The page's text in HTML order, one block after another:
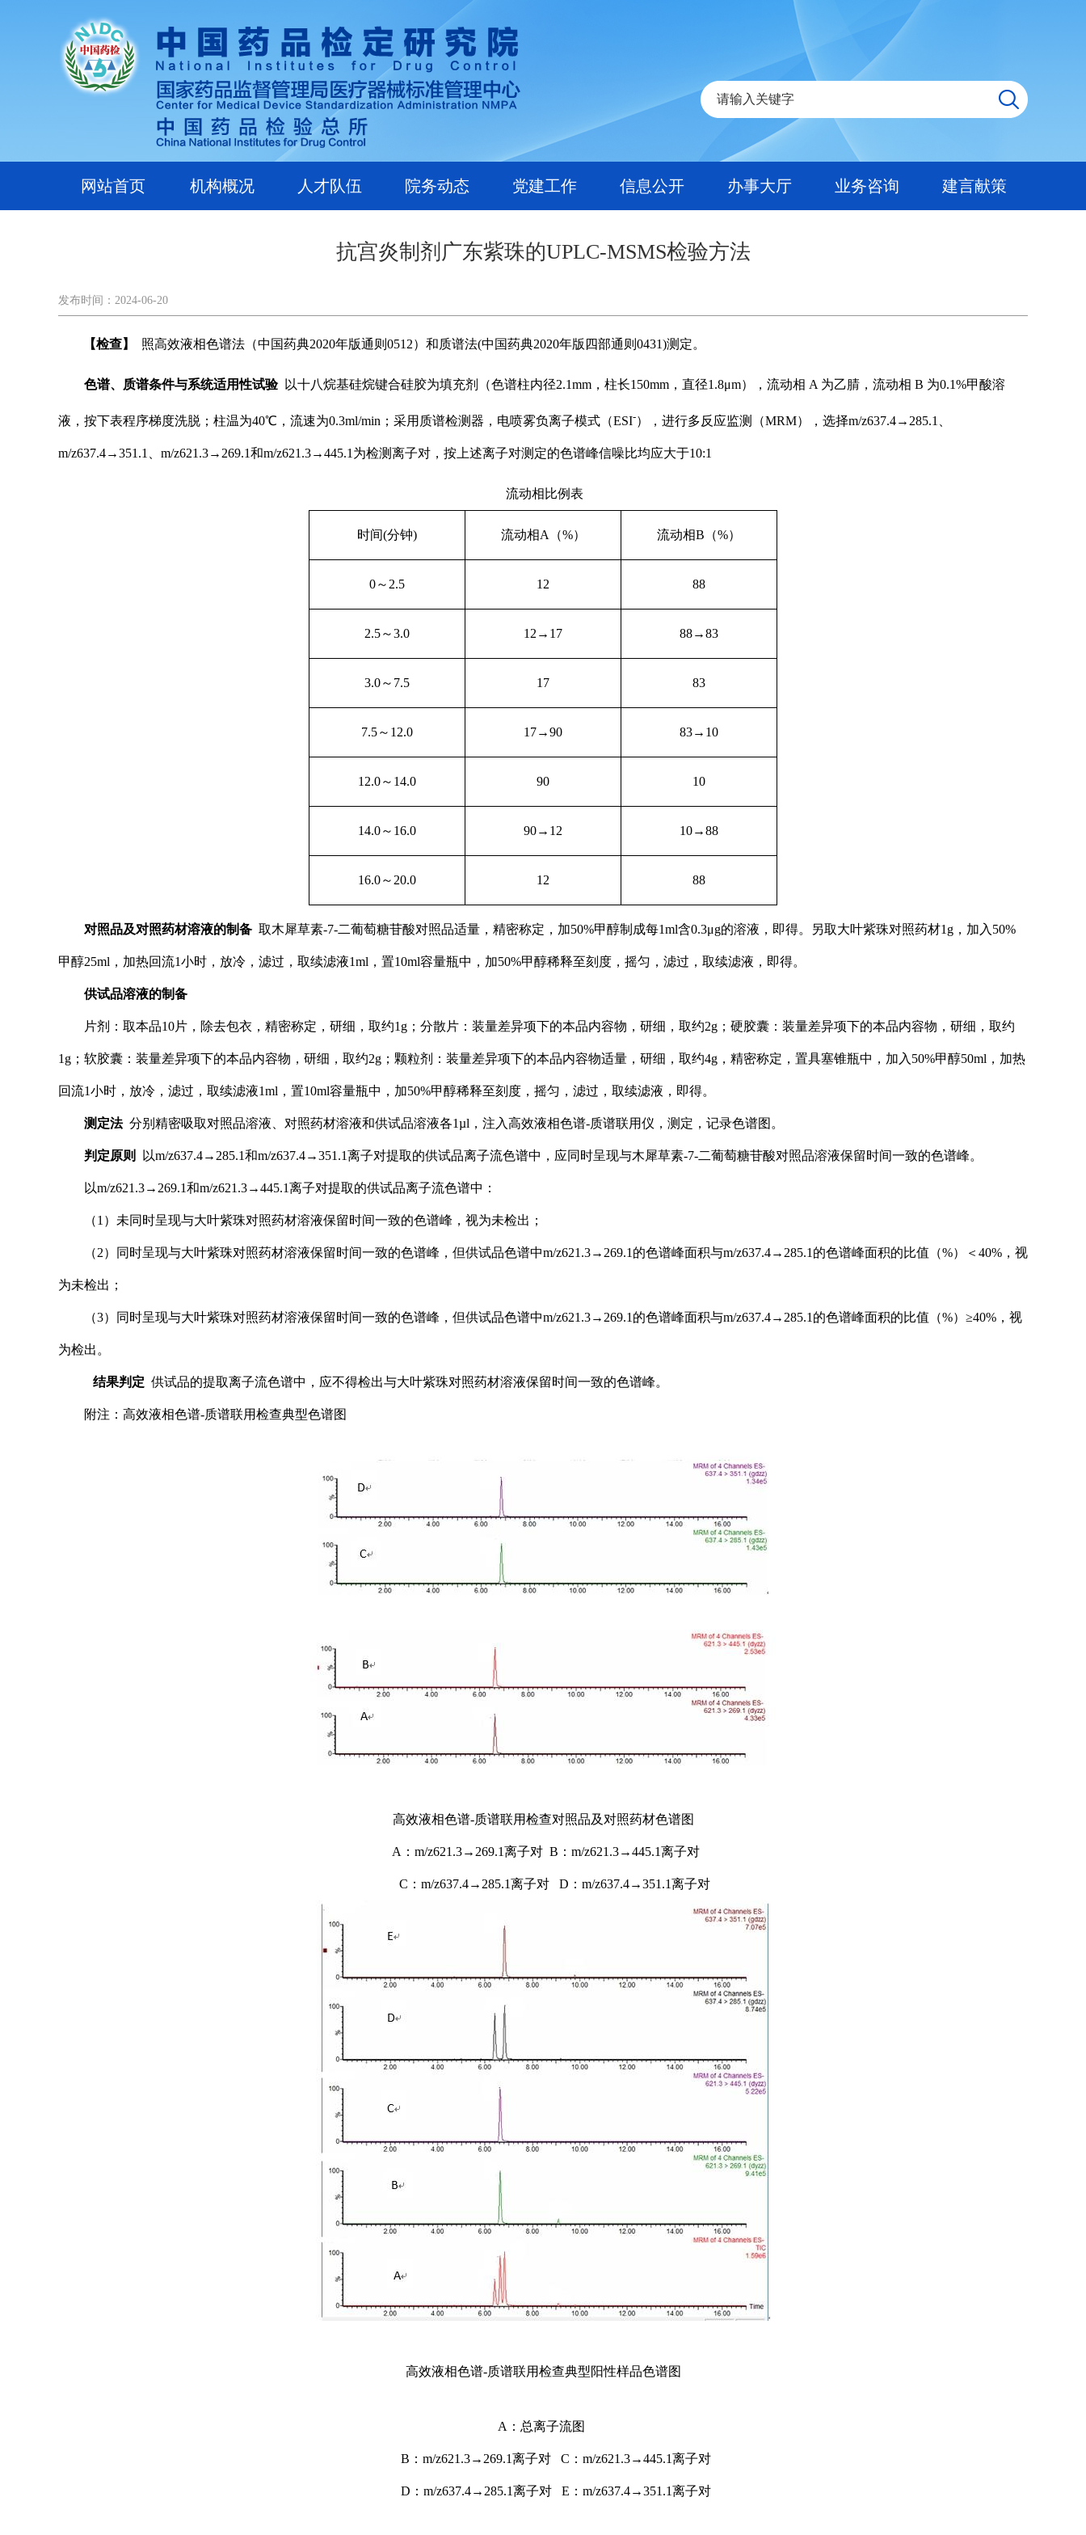
网站首页 机构概况 人才队伍 院务动态 党建工作 信息公开 办事大厅 业务咨询 建言献策
抗宫炎制剂广东紫珠的UPLC-MSMS检验方法
发布时间：2024-06-20
【检查】 照高效液相色谱法（中国药典2020年版通则0512）和质谱法(中国药典2020年版四部通则0431)测定。
色谱、质谱条件与系统适用性试验 以十八烷基硅烷键合硅胶为填充剂（色谱柱内径2.1mm ，柱长150mm，直径1.8μm），流动相 A 为乙腈，流动相 B 为0.1%甲酸溶
液，按下表程序梯度洗脱； 柱温为40℃，流速为0.3ml/min；采用质谱检测器，电喷雾负离子模式（ESI-），进行多反应监测（MRM），选择m/z637.4→285.1、
m/z637.4→351.1、m/z621.3→269.1和m/z621.3→445.1为检测离子对，按上述离子对测定的色谱峰信噪比均应大于10:1
流动相比例表
时间(分钟) 流动相A（%） 流动相B（%）
0～2.5 12 88
2.5～3.0 12 →17 88→83
3.0～7.5 17 83
7.5～12.0 17→90 83→10
12.0～14.0 90 10
14.0～16.0 90→12 10→88
16.0～20.0 12 88
对照品及对照药材溶液的制备 取木犀草素-7-二葡萄糖苷酸对照品适量，精密称定，加50%甲醇制成每1ml含0.3μg的溶液，即得。另取大叶紫珠对照药材1g，加入50%
甲醇25ml，加热回流1小时，放冷，滤过， 取续滤液1ml，置10ml容量瓶中，加50%甲醇稀释至刻度，摇匀，滤过，取续滤液，即得。
供试品溶液的制备
片剂：取本品10片，除去包衣，精密称定，研细，取约1g；分散片：装量差异项下的本品内容物，研细，取约2g；硬胶囊：装量差异项下的本品内容物，研细，取约
1g；软胶囊：装量差异项下的本品内容物，研细，取约2g；颗粒剂：装量差异项下的本品内容物适量，研细，取约4g，精密称定，置具塞锥瓶中，加入50%甲醇50ml，加热
回流1小时，放冷，滤过，取续滤液1ml，置10ml容量瓶中，加50%甲醇稀释至刻度，摇匀，滤过，取续滤液，即得。
测定法 分别精密吸取对照品溶液、对照药材溶液和供试品溶液各1µl，注入高效液相色谱-质谱联用仪，测定，记录色谱图。
判定原则 以m/z637.4→285.1和m/z637.4→351.1离子对提取的供试品离子流色谱中，应同时呈现与木犀草素-7-二葡萄糖苷酸对照品溶液保留时间一致的色谱峰。
以m/z621.3→269.1和m/z621.3→445.1离子对提取的供试品离子流色谱中：
（1） 未同时呈现与大叶紫珠对照药材溶液保留时间一致的色谱峰，视为未检出；
（2） 同时呈现与大叶紫珠对照药材溶液保留时间一致的色谱峰，但供试品色谱中m/z621.3→269.1的色谱峰面积与m/z637.4→285.1的色谱峰面积的比值（%）＜40%，视
为未检出；
（3） 同时呈现与大叶紫珠对照药材溶液保留时间一致的色谱峰，但供试品色谱中m/z621.3→269.1的色谱峰面积与m/z637.4→285.1的色谱峰面积的比值（%）≥40%，视
为检出。
结果判定 供试品的提取离子流色谱中，应不得检出与大叶紫珠对照药材溶液保留时间一致的色谱峰。
附注：高效液相色谱-质谱联用检查典型色谱图
高效液相色谱-质谱联用检查对照品及对照药材色谱图
A ：m/z621.3→269.1离子对 B：m/z621.3→445.1离子对
C ：m/z637.4→285.1离子对 D：m/z637.4→351.1离子对
高效液相色谱-质谱联用检查典型阳性样品色谱图
A ：总离子流图
B ：m/z621.3→269.1离子对 C：m/z621.3→445.1离子对
D ：m/z637.4→285.1离子对 E：m/z637.4→351.1离子对